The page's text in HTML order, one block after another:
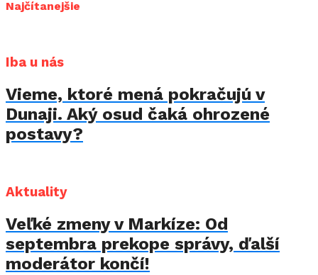
Najčítanejšie
Iba u nás
Vieme, ktoré mená pokračujú v
Dunaji. Aký osud čaká ohrozené
postavy?
Aktuality
Veľké zmeny v Markíze: Od
septembra prekope správy, ďalší
moderátor končí!